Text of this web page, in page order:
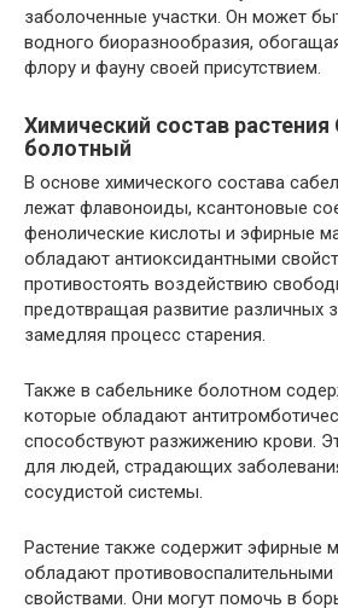
заболоченные участки. Он может
водного биоразнообразия,
флору и фауну своей присутствием.
Химический состав растения
болотный
В основе химического состава
лежат флавоноиды, ксантоновые
фенолические кислоты и эфирные
обладают антиоксидантными
противостоять воздействию
предотвращая развитие различных
замедляя процесс старения.
Также в сабельнике болотном
которые обладают
способствуют разжижению крови.
для людей, страдающих
сосудистой системы.
Растение также содержит эфирные
обладают
свойствами. Они могут помочь в